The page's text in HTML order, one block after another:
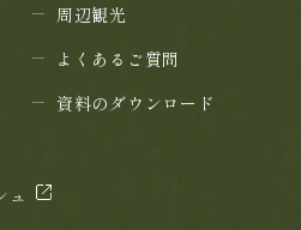
周辺観光
よくあるご質問
資料のダウンロード
ュ